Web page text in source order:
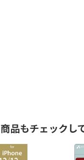
品もチェックし